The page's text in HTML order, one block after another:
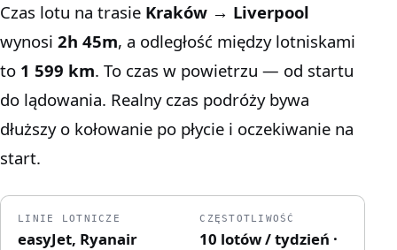
Czas lotu na trasie Kraków → Liverpool
wynosi 2h 45m, a odległość między lotniskami
to 1 599 km. To czas w powietrzu — od startu
do lądowania. Realny czas podróży bywa
dłuższy o kołowanie po płycie i oczekiwanie na
start.
LINIE LOTNICZE
easyJet, Ryanair
CZĘSTOTLIWOŚĆ
10 lotów / tydzień ·